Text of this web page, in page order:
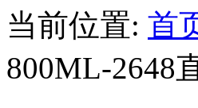
当前位置: 首
800ML-2648